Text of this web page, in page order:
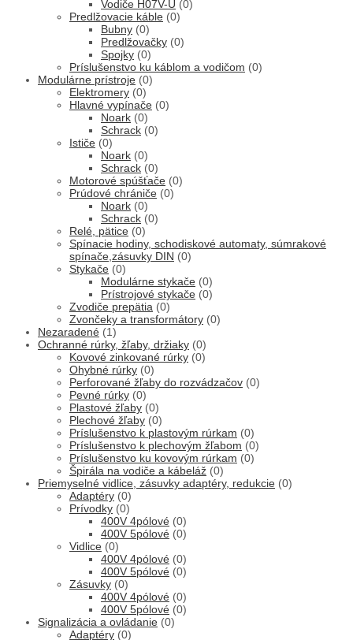
Vodiče H07V-U (0)
Predlžovacie káble (0)
Bubny (0)
Predlžovačky (0)
Spojky (0)
Príslušenstvo ku káblom a vodičom (0)
Modulárne prístroje (0)
Elektromery (0)
Hlavné vypínače (0)
Noark (0)
Schrack (0)
Ističe (0)
Noark (0)
Schrack (0)
Motorové spúšťače (0)
Prúdové chrániče (0)
Noark (0)
Schrack (0)
Relé, pätice (0)
Spínacie hodiny, schodiskové automaty, súmrakové
spínače,zásuvky DIN (0)
Stykače (0)
Modulárne stykače (0)
Prístrojové stykače (0)
Zvodiče prepätia (0)
Zvončeky a transformátory (0)
Nezaradené (1)
Ochranné rúrky, žľaby, držiaky (0)
Kovové zinkované rúrky (0)
Ohybné rúrky (0)
Perforované žľaby do rozvádzačov (0)
Pevné rúrky (0)
Plastové žľaby (0)
Plechové žľaby (0)
Príslušenstvo k plastovým rúrkam (0)
Príslušenstvo k plechovým žľabom (0)
Príslušenstvo ku kovovým rúrkam (0)
Špirála na vodiče a kábeláž (0)
Priemyselné vidlice, zásuvky adaptéry, redukcie (0)
Adaptéry (0)
Prívodky (0)
400V 4pólové (0)
400V 5pólové (0)
Vidlice (0)
400V 4pólové (0)
400V 5pólové (0)
Zásuvky (0)
400V 4pólové (0)
400V 5pólové (0)
Signalizácia a ovládanie (0)
Adaptéry (0)